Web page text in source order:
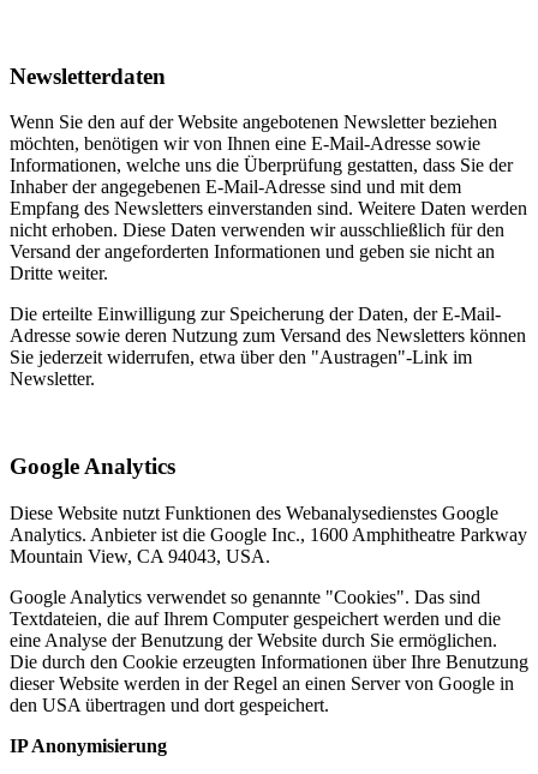
Newsletterdaten
Wenn Sie den auf der Website angebotenen Newsletter beziehen
möchten, benötigen wir von Ihnen eine E-Mail-Adresse sowie
Informationen, welche uns die Überprüfung gestatten, dass Sie der
Inhaber der angegebenen E-Mail-Adresse sind und mit dem
Empfang des Newsletters einverstanden sind. Weitere Daten werden
nicht erhoben. Diese Daten verwenden wir ausschließlich für den
Versand der angeforderten Informationen und geben sie nicht an
Dritte weiter.
Die erteilte Einwilligung zur Speicherung der Daten, der E-Mail-
Adresse sowie deren Nutzung zum Versand des Newsletters können
Sie jederzeit widerrufen, etwa über den "Austragen"-Link im
Newsletter.
Google Analytics
Diese Website nutzt Funktionen des Webanalysedienstes Google
Analytics. Anbieter ist die Google Inc., 1600 Amphitheatre Parkway
Mountain View, CA 94043, USA.
Google Analytics verwendet so genannte "Cookies". Das sind
Textdateien, die auf Ihrem Computer gespeichert werden und die
eine Analyse der Benutzung der Website durch Sie ermöglichen.
Die durch den Cookie erzeugten Informationen über Ihre Benutzung
dieser Website werden in der Regel an einen Server von Google in
den USA übertragen und dort gespeichert.
IP Anonymisierung